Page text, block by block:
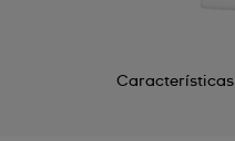
Características